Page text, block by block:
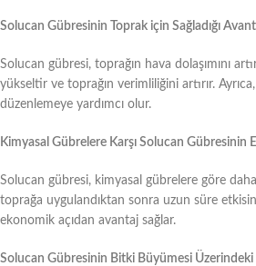
Solucan Gübresinin Toprak için Sağladığı
Solucan gübresi, toprağın hava dolaşımını
yükseltir ve toprağın verimliliğini artırır.
düzenlemeye yardımcı olur.
Kimyasal Gübrelere Karşı Solucan
Solucan gübresi, kimyasal gübrelere göre
toprağa uygulandıktan sonra uzun süre
ekonomik açıdan avantaj sağlar.
Solucan Gübresinin Bitki Büyümesi Üzerindeki